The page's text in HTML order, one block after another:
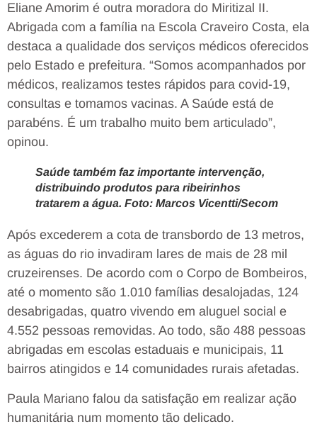
Eliane Amorim é outra moradora do Miritizal II.
Abrigada com a família na Escola Craveiro Costa, ela
destaca a qualidade dos serviços médicos oferecidos
pelo Estado e prefeitura. “Somos acompanhados por
médicos, realizamos testes rápidos para covid-19,
consultas e tomamos vacinas. A Saúde está de
parabéns. É um trabalho muito bem articulado”,
opinou.
Saúde também faz importante intervenção,
distribuindo produtos para ribeirinhos
tratarem a água. Foto: Marcos Vicentti/Secom
Após excederem a cota de transbordo de 13 metros,
as águas do rio invadiram lares de mais de 28 mil
cruzeirenses. De acordo com o Corpo de Bombeiros,
até o momento são 1.010 famílias desalojadas, 124
desabrigadas, quatro vivendo em aluguel social e
4.552 pessoas removidas. Ao todo, são 488 pessoas
abrigadas em escolas estaduais e municipais, 11
bairros atingidos e 14 comunidades rurais afetadas.
Paula Mariano falou da satisfação em realizar ação
humanitária num momento tão delicado.